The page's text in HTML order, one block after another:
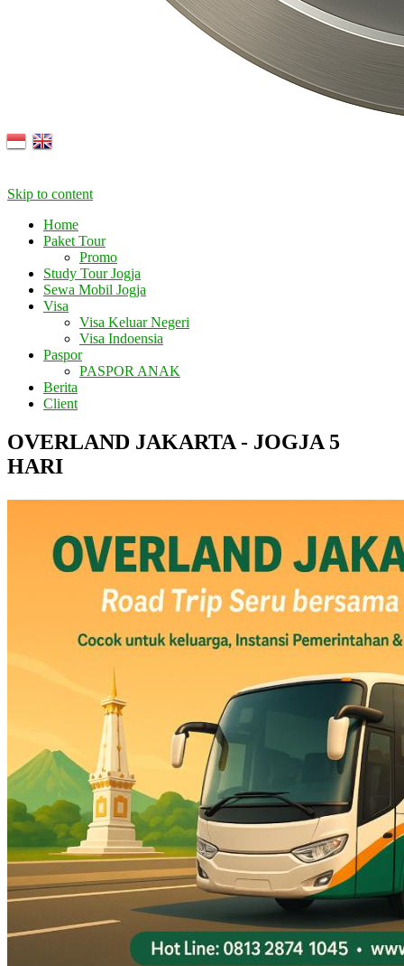
Skip to content
Home
Paket Tour
Promo
Study Tour Jogja
Sewa Mobil Jogja
Visa
Visa Keluar Negeri
Visa Indoensia
Paspor
PASPOR ANAK
Berita
Client
OVERLAND JAKARTA - JOGJA 5
HARI